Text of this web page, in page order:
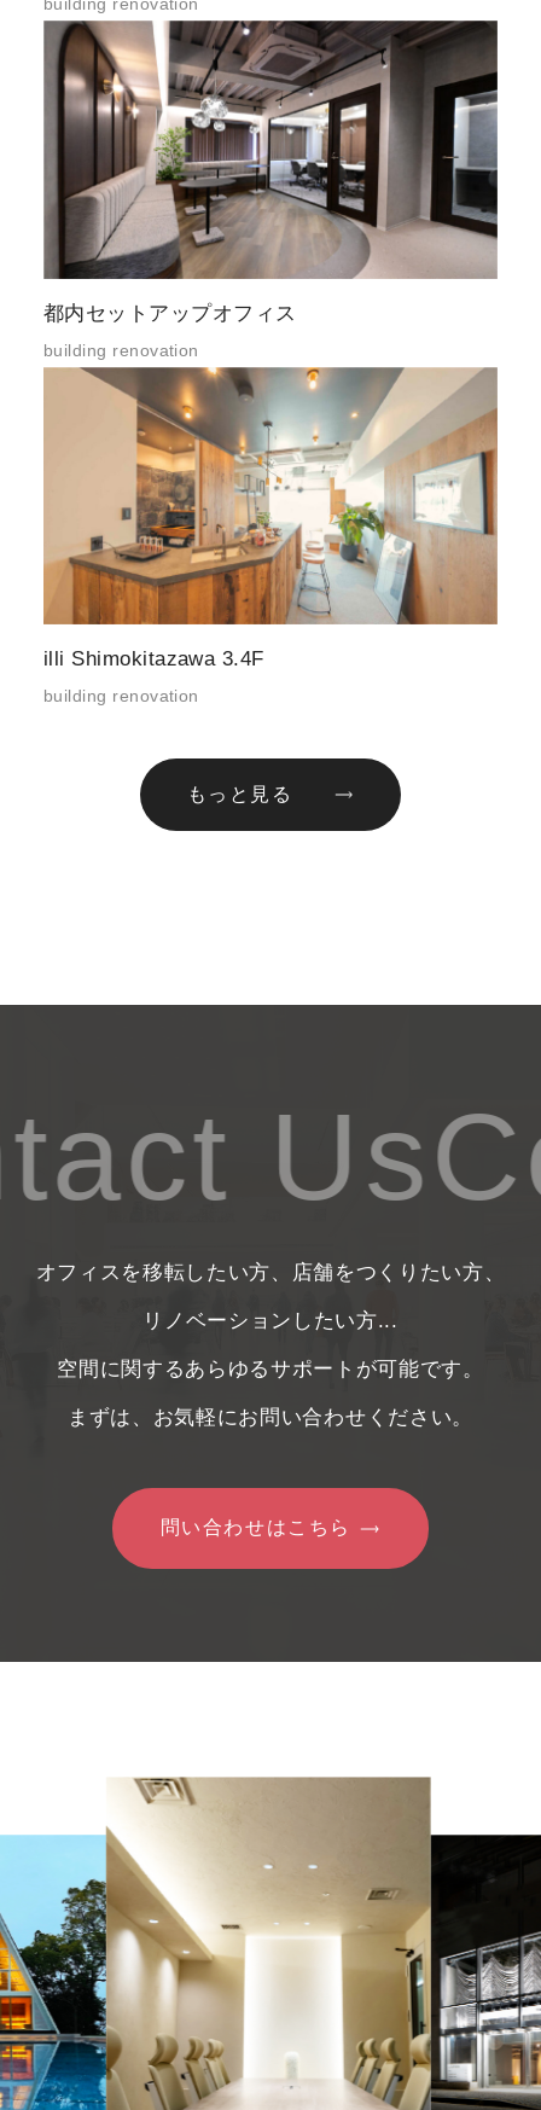
都内セットアップオフィス
building renovation
illi Shimokitazawa 3.4F
building renovation
もっと見る
Us
オフィスを移転したい方、店舗をつくりたい方、
リノベーションしたい方...
空間に関するあらゆるサポートが可能です。
まずは、お気軽にお問い合わせください。
問い合わせはこちら